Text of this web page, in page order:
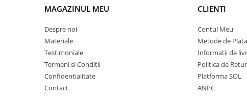
MAGAZINUL MEU
Despre noi
Materiale
Testimoniale
Termeni si Conditii
Confidentialitate
Contact
CLIENTI
Contul Meu
Metode de Plata
Informatii de
Politica de Retur
Platforma SOL
ANPC